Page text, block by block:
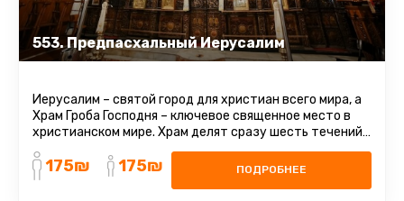
553. Предпасхальный Иерусалим
Иерусалим – святой город для христиан всего мира, а
Храм Гроба Господня – ключевое священное место в
христианском мире. Храм делят сразу шесть течений
внутри христианства ...
175₪ 175₪ ПОДРОБНЕЕ